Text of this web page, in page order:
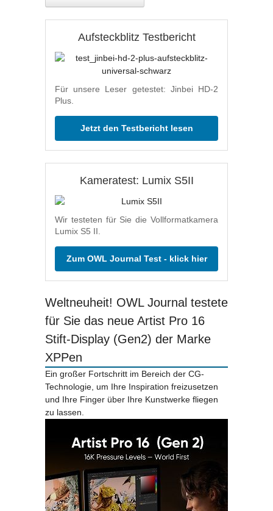
Aufsteckblitz Testbericht
Für unsere Leser getestet: Jinbei HD-2
Plus.
Jetzt den Testbericht lesen
Kameratest: Lumix S5II
Wir testeten für Sie die Vollformatkamera
Lumix S5 II.
Zum OWL Journal Test - klick hier
Weltneuheit! OWL Journal testete
für Sie das neue Artist Pro 16
Stift-Display (Gen2) der Marke
XPPen
Ein großer Fortschritt im Bereich der CG-
Technologie, um Ihre Inspiration freizusetzen
und Ihre Finger über Ihre Kunstwerke fliegen
zu lassen.